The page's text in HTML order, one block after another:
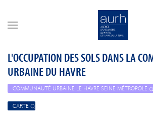
L'OCCUPATION DES SOLS DANS LA
URBAINE DU HAVRE
COMMUNAUTÉ URBAINE LE HAVRE SEINE MÉTROPOLE
CARTE